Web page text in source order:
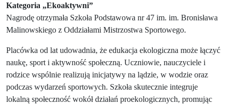
Kategoria „Ekoaktywni”
Nagrodę otrzymała Szkoła Podstawowa nr 47 im. im. Bronisława
Malinowskiego z Oddziałami Mistrzostwa Sportowego.
Placówka od lat udowadnia, że edukacja ekologiczna może łączyć
naukę, sport i aktywność społeczną. Uczniowie, nauczyciele i
rodzice wspólnie realizują inicjatywy na lądzie, w wodzie oraz
podczas wydarzeń sportowych. Szkoła skutecznie integruje
lokalną społeczność wokół działań proekologicznych, promując